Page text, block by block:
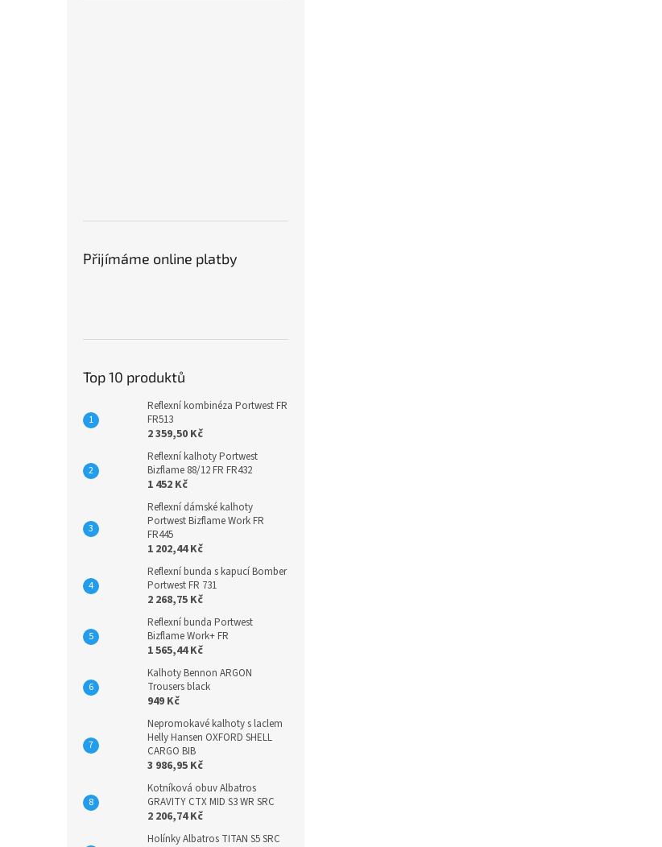
Přijímáme online platby
Top 10 produktů
Reflexní kombinéza Portwest FR
FR513
2 359,50 Kč
Reflexní kalhoty Portwest
Bizflame 88/12 FR FR432
1 452 Kč
Reflexní dámské kalhoty
Portwest Bizflame Work FR
FR445
1 202,44 Kč
Reflexní bunda s kapucí Bomber
Portwest FR 731
2 268,75 Kč
Reflexní bunda Portwest
Bizflame Work+ FR
1 565,44 Kč
Kalhoty Bennon ARGON
Trousers black
949 Kč
Nepromokavé kalhoty s laclem
Helly Hansen OXFORD SHELL
CARGO BIB
3 986,95 Kč
Kotníková obuv Albatros
GRAVITY CTX MID S3 WR SRC
2 206,74 Kč
Holínky Albatros TITAN S5 SRC